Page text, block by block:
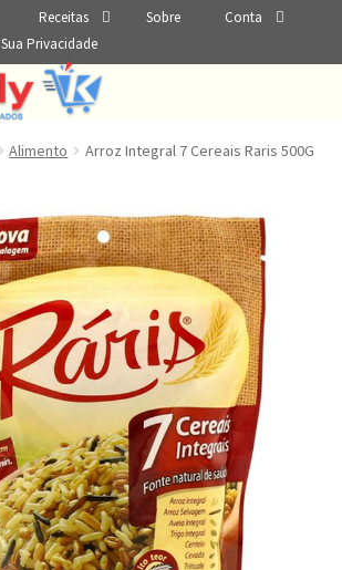
Receitas Sobre
Conta
Sua Privacidade
Alimento Arroz Integral 7 Cereais Raris 500G